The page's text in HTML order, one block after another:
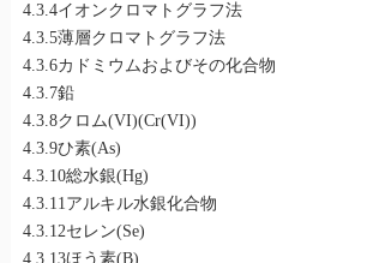
4.3.4イオンクロマトグラフ法
4.3.5薄層クロマトグラフ法
4.3.6カドミウムおよびその化合物
4.3.7鉛
4.3.8クロム(VI)(Cr(VI))
4.3.9ひ素(As)
4.3.10総水銀(Hg)
4.3.11アルキル水銀化合物
4.3.12セレン(Se)
4.3.13ほう素(B)